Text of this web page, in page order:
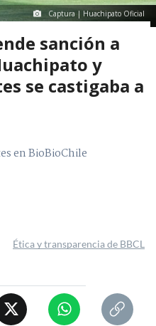
Captura | Huachipato Oficial
sanción a
y
se castigaba a
en BioBioChile
Ética y transparencia de BBCL